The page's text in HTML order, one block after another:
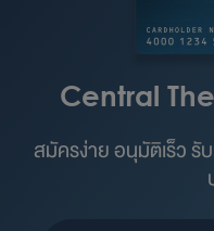
Central The
สมัครง่าย อนุมัติเร็ว รั